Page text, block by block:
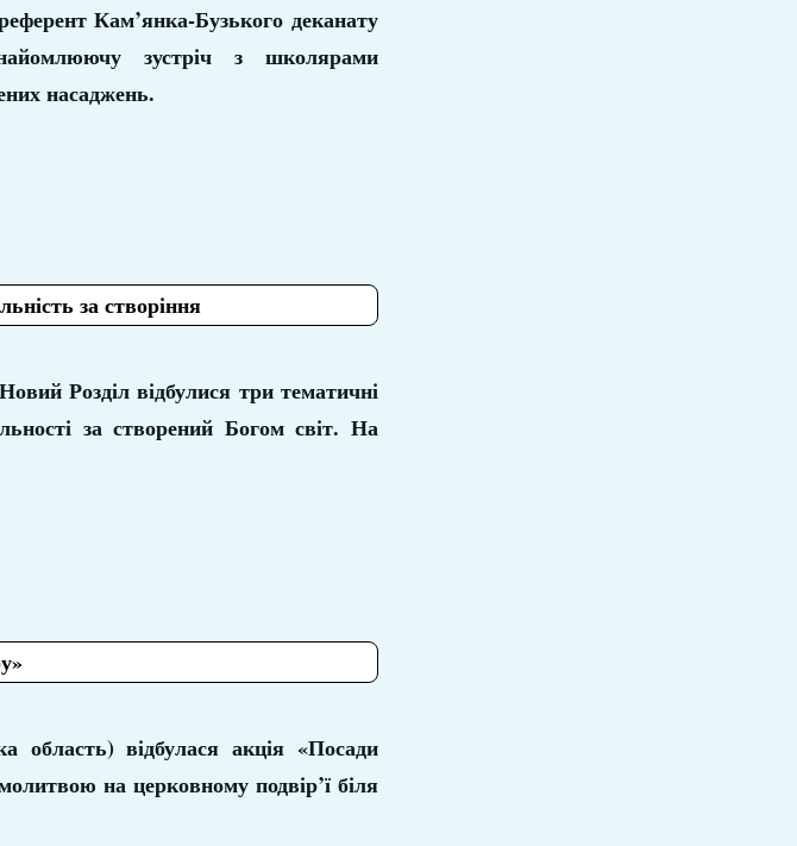
Кам’янка-Бузького деканату
зустріч з школярами
насаджень.
за створіння
Розділ відбулися три тематичні
за створений Богом світ. На
область) відбулася акція «Посади
на церковному подвір’ї біля